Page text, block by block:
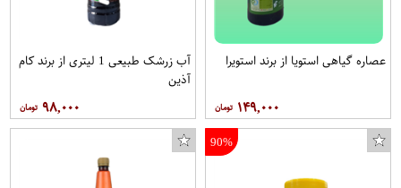
عصاره گیاهی استویا از برند استویرا
۱۴۹,۰۰۰
آب زرشک طبیعی 1 لیتری از برند کام
آذین
۹۸,۰۰۰
90%